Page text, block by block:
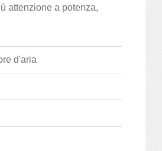
attenzione a potenza,
d'aria